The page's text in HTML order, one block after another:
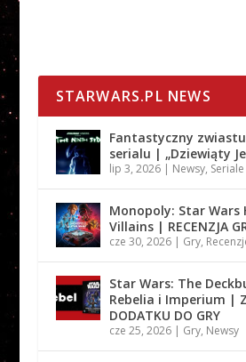
STARWARS.PL NEWS
Fantastyczny
serialu | „Dziewiąty
lip 3, 2026| Newsy, Seriale
Monopoly: Star Wars
Villains | RECENZJA
cze 30, 2026| Gry,
Star Wars: The
Rebelia i Imperium |
DODATKU DO GRY
cze 25, 2026| Gry, Newsy